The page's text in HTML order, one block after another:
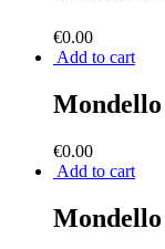
€0.00
Add to cart
€0.00
Add to cart